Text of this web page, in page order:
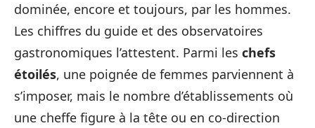
dominée, encore et toujours, par les hommes.
Les chiffres du guide et des observatoires
gastronomiques l’attestent. Parmi les chefs
étoilés, une poignée de femmes parviennent à
s’imposer, mais le nombre d’établissements où
une cheffe figure à la tête ou en co-direction